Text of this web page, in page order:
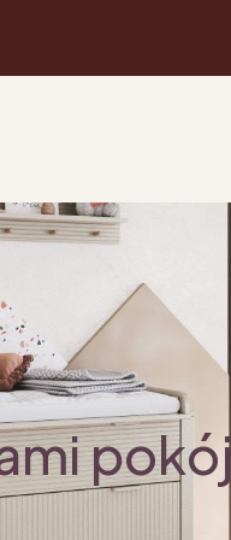
pokój